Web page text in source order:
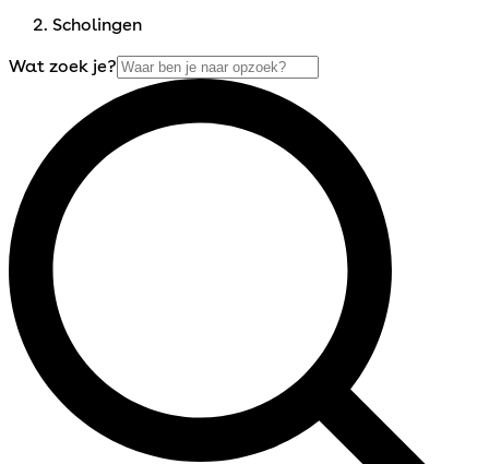
Scholingen
Wat zoek je?